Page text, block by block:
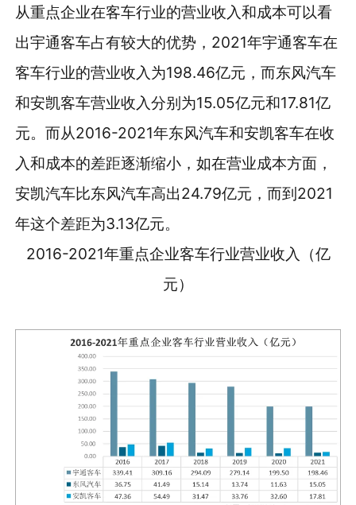
从重点企业在客车行业的营业收入和成本可以看
出宇通客车占有较大的优势，2021年宇通客车在
客车行业的营业收入为198.46亿元，而东风汽车
和安凯客车营业收入分别为15.05亿元和17.81亿
元。而从2016-2021年东风汽车和安凯客车在收
入和成本的差距逐渐缩小，如在营业成本方面，
安凯汽车比东风汽车高出24.79亿元，而到2021
年这个差距为3.13亿元。
2016-2021年重点企业客车行业营业收入（亿
元）